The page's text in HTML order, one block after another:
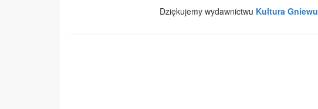
Dziękujemy wydawnictwu Kultura Gniewu